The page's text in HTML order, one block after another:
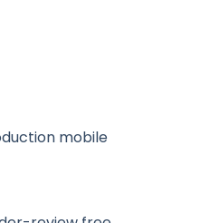
mobile